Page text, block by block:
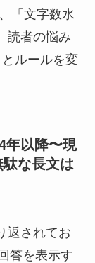
「文字数水
読者の悩み
ルールを変
年以降〜現
な長文は
返されてお
答を表示す